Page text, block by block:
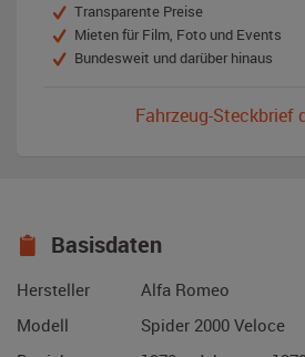
Transparente Preise
Mieten für Film, Foto und Events
Bundesweit und darüber hinaus
Fahrzeug-Steckbrief
Basisdaten
Hersteller
Alfa Romeo
Modell
Spider 2000 Veloce